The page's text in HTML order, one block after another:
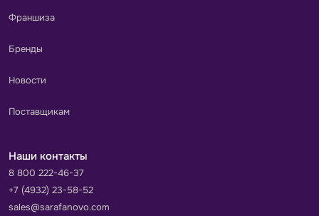
Франшиза
Бренды
Новости
Поставщикам
Наши контакты
8 800 222-46-37
+7 (4932) 23-58-52
sales@sarafanovo.com